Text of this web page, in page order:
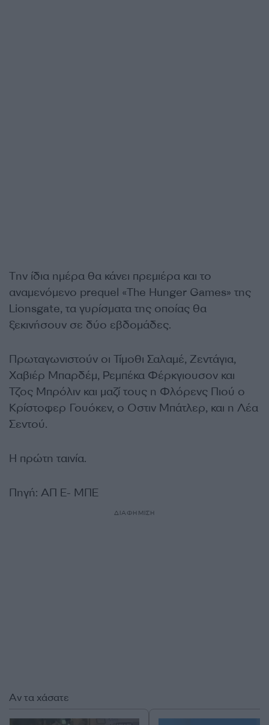
Tην ίδια ημέρα θα κάνει πρεμιέρα και το
αναμενόμενο prequel «The Hunger Games» της
Lionsgate, τα γυρίσματα της οποίας θα
ξεκινήσουν σε δύο εβδομάδες.
Πρωταγωνιστούν οι Τίμοθι Σαλαμέ, Ζεντάγια,
Χαβιέρ Μπαρδέμ, Ρεμπέκα Φέρκγιουσον και
Τζος Μπρόλιν και μαζί τους η Φλόρενς Πιού ο
Κρίστοφερ Γουόκεν, ο Οστιν Μπάτλερ, και η Λέα
Σεντού.
Η πρώτη ταινία.
Πηγή: ΑΠ Ε- ΜΠΕ
ΔΙΑΦΗΜΙΣΗ
Αν τα χάσατε